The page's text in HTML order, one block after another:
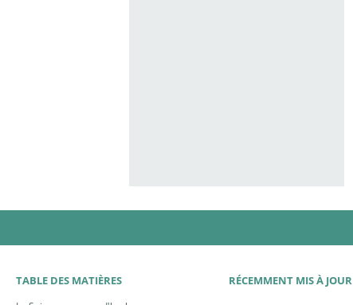
TABLE DES MATIÈRES RÉCEMMENT MIS À JOUR